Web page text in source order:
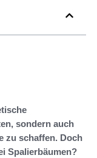
sondern auch
zu schaffen. Doch
Spalierbäumen?